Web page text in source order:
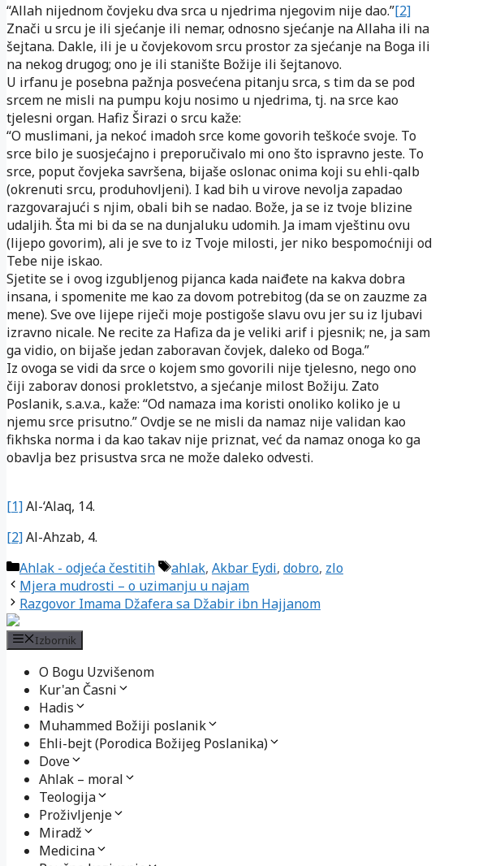
“Allah nijednom čovjeku dva srca u njedrima njegovim nije dao.”[2]
Znači u srcu je ili sjećanje ili nemar, odnosno sjećanje na Allaha ili na
šejtana. Dakle, ili je u čovjekovom srcu prostor za sjećanje na Boga ili
na nekog drugog; ono je ili stanište Božije ili šejtanovo.
U irfanu je posebna pažnja posvećena pitanju srca, s tim da se pod
srcem ne misli na pumpu koju nosimo u njedrima, tj. na srce kao
tjelesni organ. Hafiz Širazi o srcu kaže:
“O muslimani, ja nekoć imadoh srce kome govorih teškoće svoje. To
srce bilo je suosjećajno i preporučivalo mi ono što ispravno jeste. To
srce, poput čovjeka savršena, bijaše oslonac onima koji su ehli-qalb
(okrenuti srcu, produhovljeni). I kad bih u virove nevolja zapadao
razgovarajući s njim, obali bih se nadao. Bože, ja se iz tvoje blizine
udaljih. Šta mi bi da se na dunjaluku udomih. Ja imam vještinu ovu
(lijepo govorim), ali je sve to iz Tvoje milosti, jer niko bespomoćniji od
Tebe nije iskao.
Sjetite se i ovog izgubljenog pijanca kada naiđete na kakva dobra
insana, i spomenite me kao za dovom potrebitog (da se on zauzme za
mene). Sve ove lijepe riječi moje postigoše slavu ovu jer su iz ljubavi
izravno nicale. Ne recite za Hafiza da je veliki arif i pjesnik; ne, ja sam
ga vidio, on bijaše jedan zaboravan čovjek, daleko od Boga.”
Iz ovoga se vidi da srce o kojem smo govorili nije tjelesno, nego ono
čiji zaborav donosi prokletstvo, a sjećanje milost Božiju. Zato
Poslanik, s.a.v.a., kaže: “Od namaza ima koristi onoliko koliko je u
njemu srce prisutno.” Ovdje se ne misli da namaz nije validan kao
fikhska norma i da kao takav nije priznat, već da namaz onoga ko ga
obavlja bez prisustva srca ne može daleko odvesti.
[1]Al-‘Alaq, 14.
[2]Al-Ahzab, 4.
Kategorije
Ahlak - odjeća čestitih Oznake
ahlak, Akbar Eydi, dobro, zlo
Mjera mudrosti – o uzimanju u najam
Razgovor Imama Džafera sa Džabir ibn Hajjanom
Izbornik
O Bogu Uzvišenom
Kur'an Časni
Hadis
Muhammed Božiji poslanik
Ehli-bejt (Porodica Božijeg Poslanika)
Dove
Ahlak – moral
Teologija
Proživljenje
Miradž
Medicina